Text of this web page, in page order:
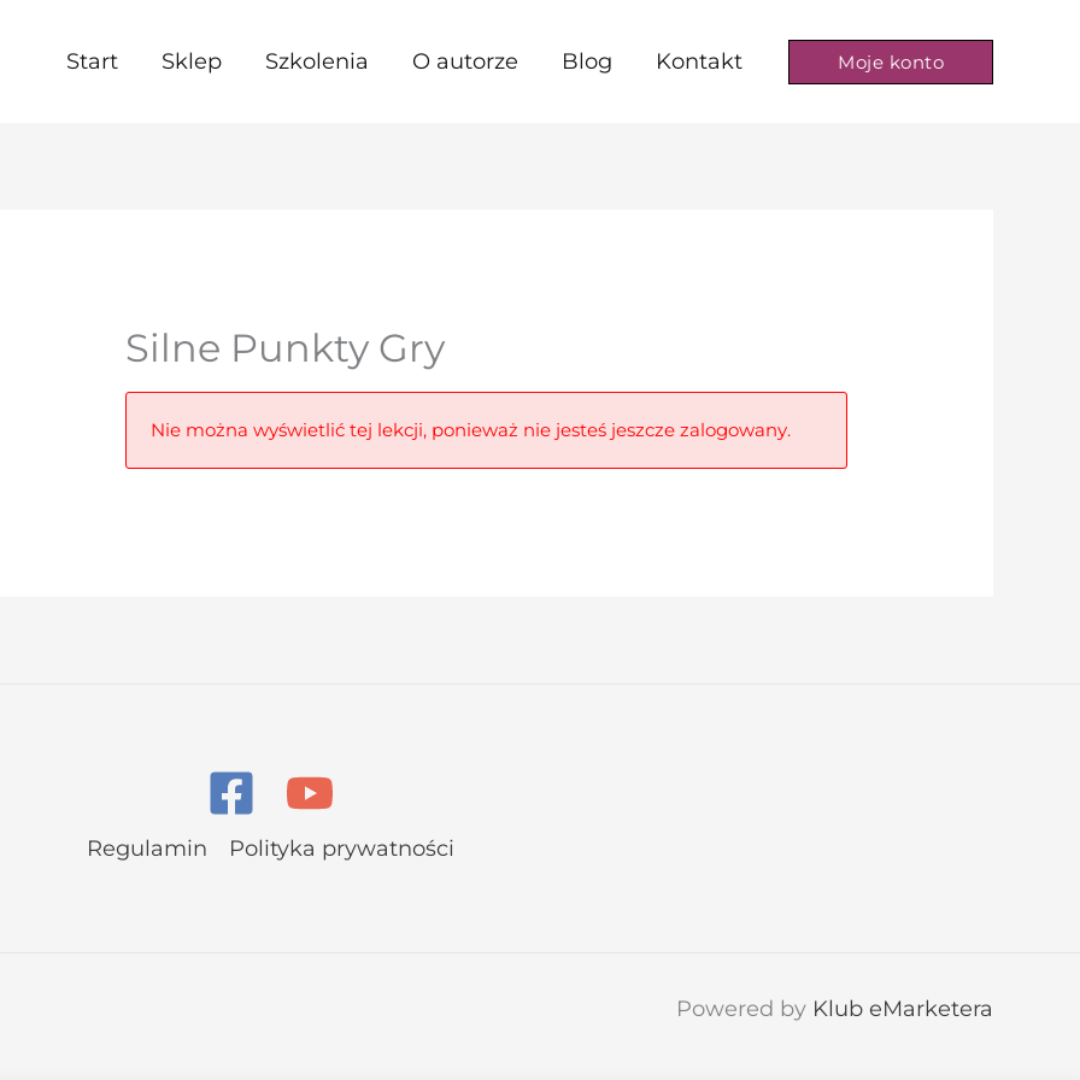
Start Sklep Szkolenia O autorze Blog Kontakt Moje konto
Silne Punkty Gry
Nie można wyświetlić tej lekcji, ponieważ nie jesteś jeszcze zalogowany.
Regulamin Polityka prywatności
Powered by Klub eMarketera